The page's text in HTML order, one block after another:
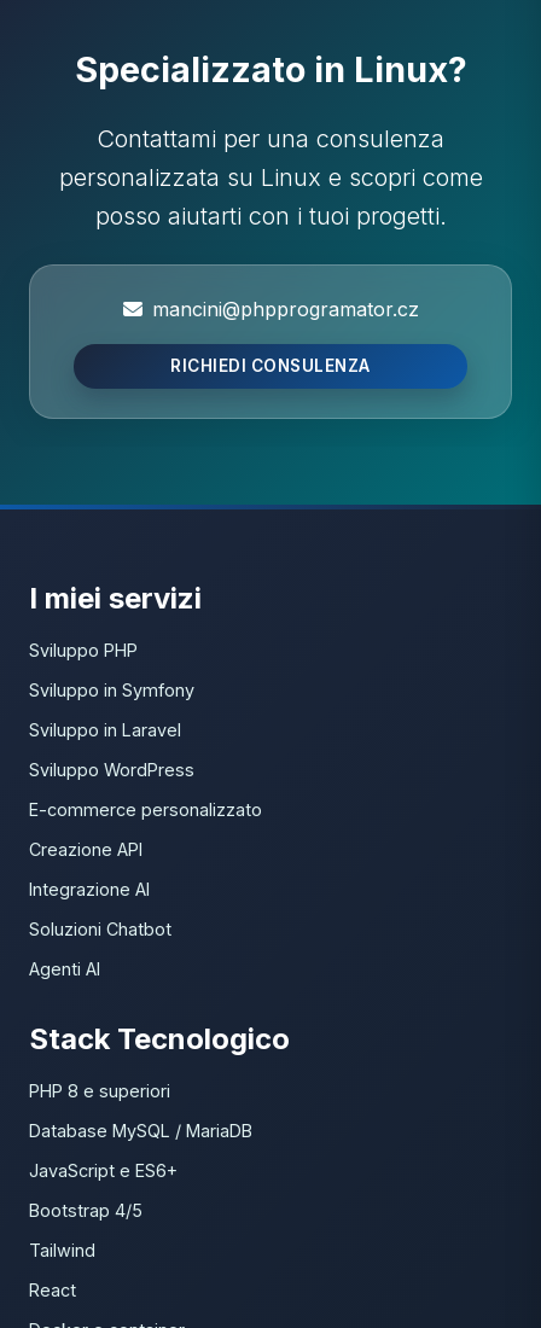
Specializzato in Linux?
Contattami per una consulenza
personalizzata su Linux e scopri come
posso aiutarti con i tuoi progetti.
mancini@phpprogramator.cz
RICHIEDI CONSULENZA
I miei servizi
Sviluppo PHP
Sviluppo in Symfony
Sviluppo in Laravel
Sviluppo WordPress
E-commerce personalizzato
Creazione API
Integrazione AI
Soluzioni Chatbot
Agenti AI
Stack Tecnologico
PHP 8 e superiori
Database MySQL / MariaDB
JavaScript e ES6+
Bootstrap 4/5
Tailwind
React